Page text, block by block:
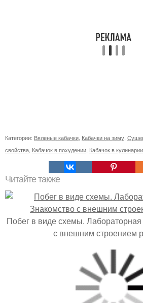
Категории: Вяленые кабачки Кабачки на зиму
свойства Кабачок в похудении Кабачок в кулинарии
Читайте также
Побег в виде схемы.
с внешним строением